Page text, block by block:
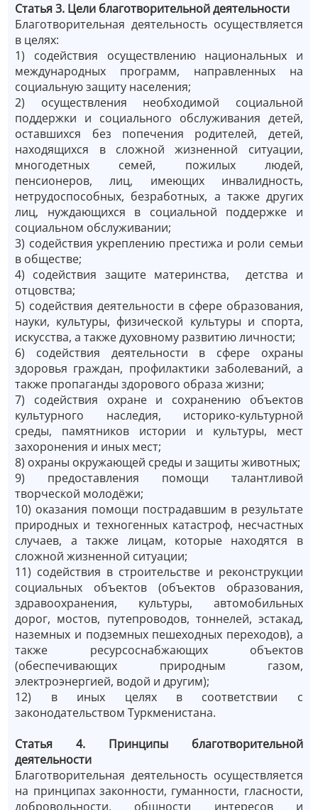
Статья 3. Цели благотворительной деятельности
Благотворительная деятельность осуществляется
в целях:
1) содействия осуществлению национальных и
международных программ, направленных на
социальную защиту населения;
2) осуществления необходимой социальной
поддержки и социального обслуживания детей,
оставшихся без попечения родителей, детей,
находящихся в сложной жизненной ситуации,
многодетных семей, пожилых людей,
пенсионеров, лиц, имеющих инвалидность,
нетрудоспособных, безработных, а также других
лиц, нуждающихся в социальной поддержке и
социальном обслуживании;
3) содействия укреплению престижа и роли семьи
в обществе;
4) содействия защите материнства, детства и
отцовства;
5) содействия деятельности в сфере образования,
науки, культуры, физической культуры и спорта,
искусства, а также духовному развитию личности;
6) содействия деятельности в сфере охраны
здоровья граждан, профилактики заболеваний, а
также пропаганды здорового образа жизни;
7) содействия охране и сохранению объектов
культурного наследия, историко-культурной
среды, памятников истории и культуры, мест
захоронения и иных мест;
8) охраны окружающей среды и защиты животных;
9) предоставления помощи талантливой
творческой молодёжи;
10) оказания помощи пострадавшим в результате
природных и техногенных катастроф, несчастных
случаев, а также лицам, которые находятся в
сложной жизненной ситуации;
11) содействия в строительстве и реконструкции
социальных объектов (объектов образования,
здравоохранения, культуры, автомобильных
дорог, мостов, путепроводов, тоннелей, эстакад,
наземных и подземных пешеходных переходов), а
также ресурсоснабжающих объектов
(обеспечивающих природным газом,
электроэнергией, водой и другим);
12) в иных целях в соответствии с
законодательством Туркменистана.
Статья 4. Принципы благотворительной
деятельности
Благотворительная деятельность осуществляется
на принципах законности, гуманности, гласности,
добровольности, общности интересов и